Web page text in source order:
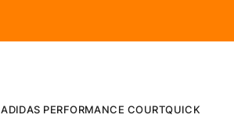
ADIDAS PERFORMANCE COURTQUICK